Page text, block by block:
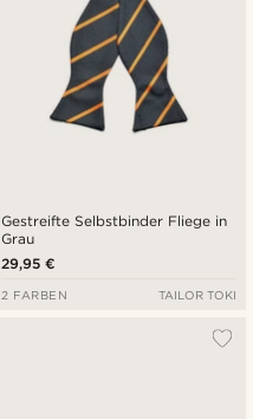
Gestreifte Selbstbinder Fliege in
Grau
29,95 €
2 FARBEN TAILOR TOKI